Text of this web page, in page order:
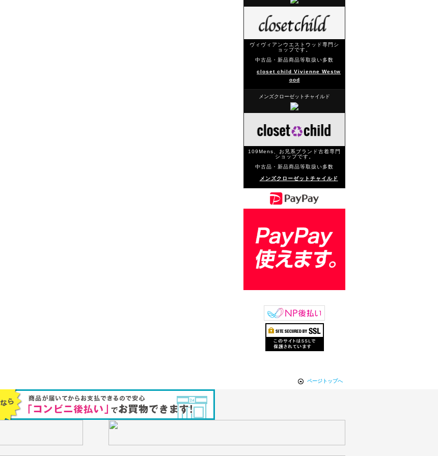
ヴィヴィアンウエストウッド専門シ
ョップです。
中古品・新品商品等取扱い多数
closet child Vivienne Westw
ood
メンズクローゼットチャイルド
109Mens、お兄系ブランド古着専門
ショップです。
中古品・新品商品等取扱い多数
メンズクローゼットチャイルド
ページトップへ